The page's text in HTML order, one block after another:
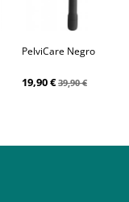
PelviCare Negro
19,90 €39,90 €